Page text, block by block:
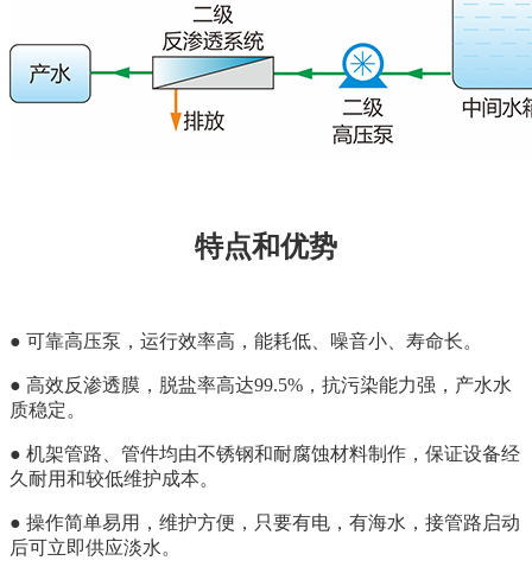
特点和优势
● 可靠高压泵，运行效率高，能耗低、噪音小、寿命长。
● 高效反渗透膜，脱盐率高达99.5%，抗污染能力强，产水水
质稳定。
● 机架管路、管件均由不锈钢和耐腐蚀材料制作，保证设备经
久耐用和较低维护成本。
● 操作简单易用，维护方便，只要有电，有海水，接管路启动
后可立即供应淡水。